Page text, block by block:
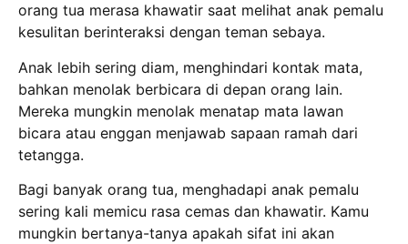
orang tua merasa khawatir saat melihat anak pemalu
kesulitan berinteraksi dengan teman sebaya.
Anak lebih sering diam, menghindari kontak mata,
bahkan menolak berbicara di depan orang lain.
Mereka mungkin menolak menatap mata lawan
bicara atau enggan menjawab sapaan ramah dari
tetangga.
Bagi banyak orang tua, menghadapi anak pemalu
sering kali memicu rasa cemas dan khawatir. Kamu
mungkin bertanya-tanya apakah sifat ini akan